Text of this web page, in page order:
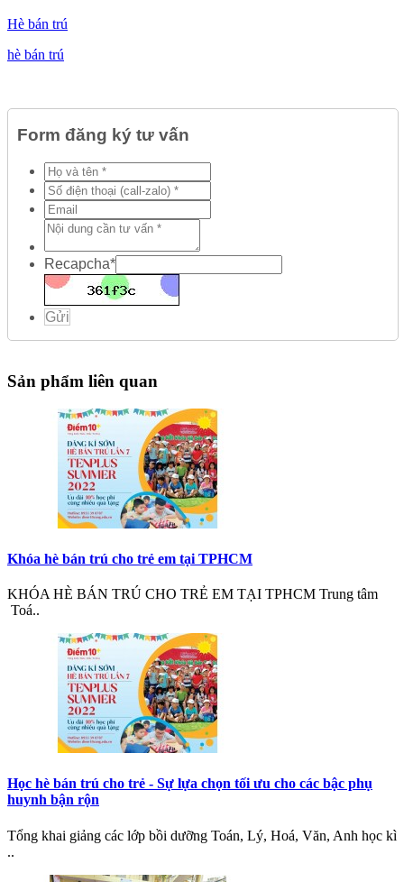
Hè bán trú
hè bán trú
Form đăng ký tư vấn
Recapcha*
Gửi
Sản phẩm liên quan
Khóa hè bán trú cho trẻ em tại TPHCM
KHÓA HÈ BÁN TRÚ CHO TRẺ EM TẠI TPHCM Trung tâm
Toá..
Học hè bán trú cho trẻ - Sự lựa chọn tối ưu cho các bậc phụ
huynh bận rộn
Tổng khai giảng các lớp bồi dưỡng Toán, Lý, Hoá, Văn, Anh học kì
..